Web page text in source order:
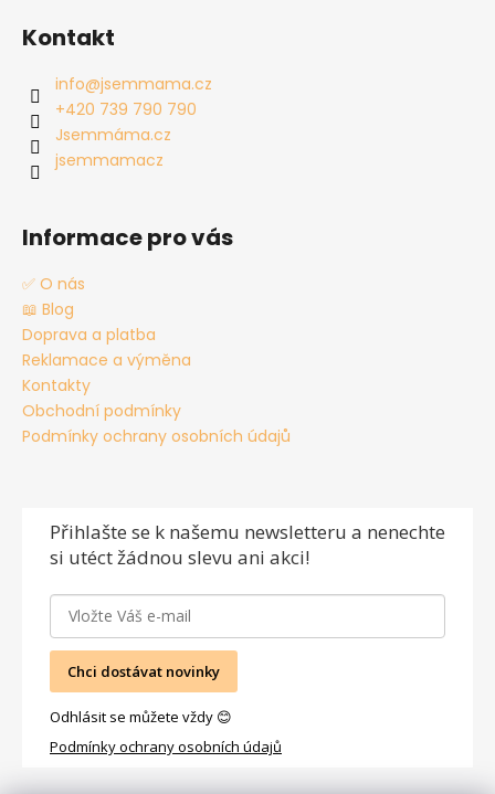
Kontakt
info@jsemmama.cz
+420 739 790 790
Jsemmáma.cz
jsemmamacz
Informace pro vás
✅ O nás
📖 Blog
Doprava a platba
Reklamace a výměna
Kontakty
Obchodní podmínky
Podmínky ochrany osobních údajů
Přihlašte se k našemu newsletteru a nenechte
si utéct žádnou slevu ani akci!
Chci dostávat novinky
Odhlásit se můžete vždy 😊
Podmínky ochrany osobních údajů